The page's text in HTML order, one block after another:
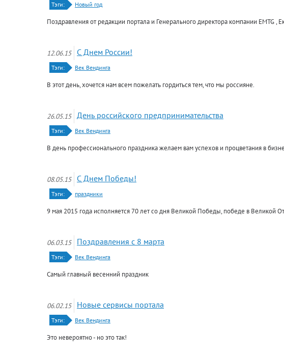
Тэги: Новый год
Поздравления от редакции портала и Генерального директора компании EMTG ,
12.06.15 С Днем России!
Тэги: Век Вендинга
В этот день, хочется нам всем пожелать гордиться тем, что мы россияне.
26.05.15 День российского предпринимательства
Тэги: Век Вендинга
В день профессионального праздника желаем вам успехов и процветания в
08.05.15 С Днем Победы!
Тэги: праздники
9 мая 2015 года исполняется 70 лет со дня Великой Победы, победе в Великой
06.03.15 Поздравления с 8 марта
Тэги: Век Вендинга
Самый главный весенний праздник
06.02.15 Новые сервисы портала
Тэги: Век Вендинга
Это невероятно - но это так!